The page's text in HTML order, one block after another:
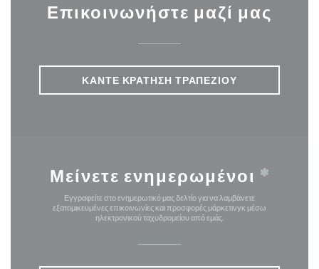
Επικοινωνήστε μαζί μας
ΚΆΝΤΕ ΚΡΆΤΗΣΗ ΤΡΑΠΕΖΙΟΎ
Μείνετε ενημερωμένοι *
Εγγραφείτε στο ενημερωτικό μας δελτίο για να λαμβάνετε
εξατομικευμένες επικοινωνίες και προσφορές μάρκετινγκ μέσω
ηλεκτρονικού ταχυδρομείου από εμάς.